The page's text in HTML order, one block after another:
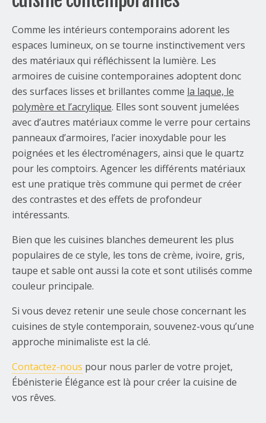
Comme les intérieurs contemporains adorent les
espaces lumineux, on se tourne instinctivement vers
des matériaux qui réfléchissent la lumière. Les
armoires de cuisine contemporaines adoptent donc
des surfaces lisses et brillantes comme la laque, le
polymère et l’acrylique. Elles sont souvent jumelées
avec d’autres matériaux comme le verre pour certains
panneaux d’armoires, l’acier inoxydable pour les
poignées et les électroménagers, ainsi que le quartz
pour les comptoirs. Agencer les différents matériaux
est une pratique très commune qui permet de créer
des contrastes et des effets de profondeur
intéressants.
Bien que les cuisines blanches demeurent les plus
populaires de ce style, les tons de crème, ivoire, gris,
taupe et sable ont aussi la cote et sont utilisés comme
couleur principale.
Si vous devez retenir une seule chose concernant les
cuisines de style contemporain, souvenez-vous qu’une
approche minimaliste est la clé.
Contactez-nous pour nous parler de votre projet,
Ébénisterie Élégance est là pour créer la cuisine de
vos rêves.